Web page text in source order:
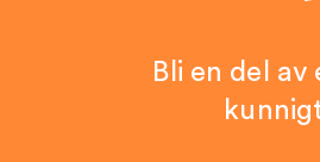
Bli en del